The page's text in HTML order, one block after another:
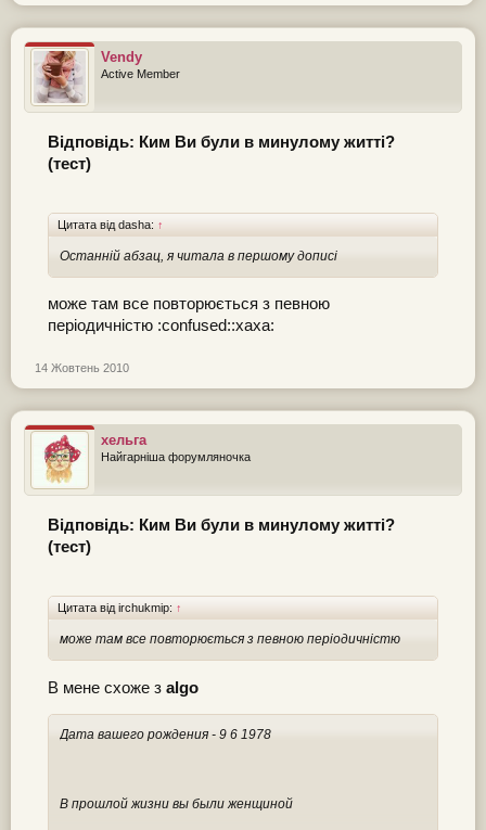
Vendy
Active Member
Відповідь: Ким Ви були в минулому житті?
(тест)
Цитата від dasha: ↑
Останній абзац, я читала в першому дописі
може там все повторюється з певною
періодичністю :confused::xaxa:
14 Жовтень 2010
хельга
Найгарніша форумляночка
Відповідь: Ким Ви були в минулому житті?
(тест)
Цитата від irchukmip: ↑
може там все повторюється з певною періодичністю
В мене схоже з algo
Дата вашего рождения - 9 6 1978
В прошлой жизни вы были женщиной